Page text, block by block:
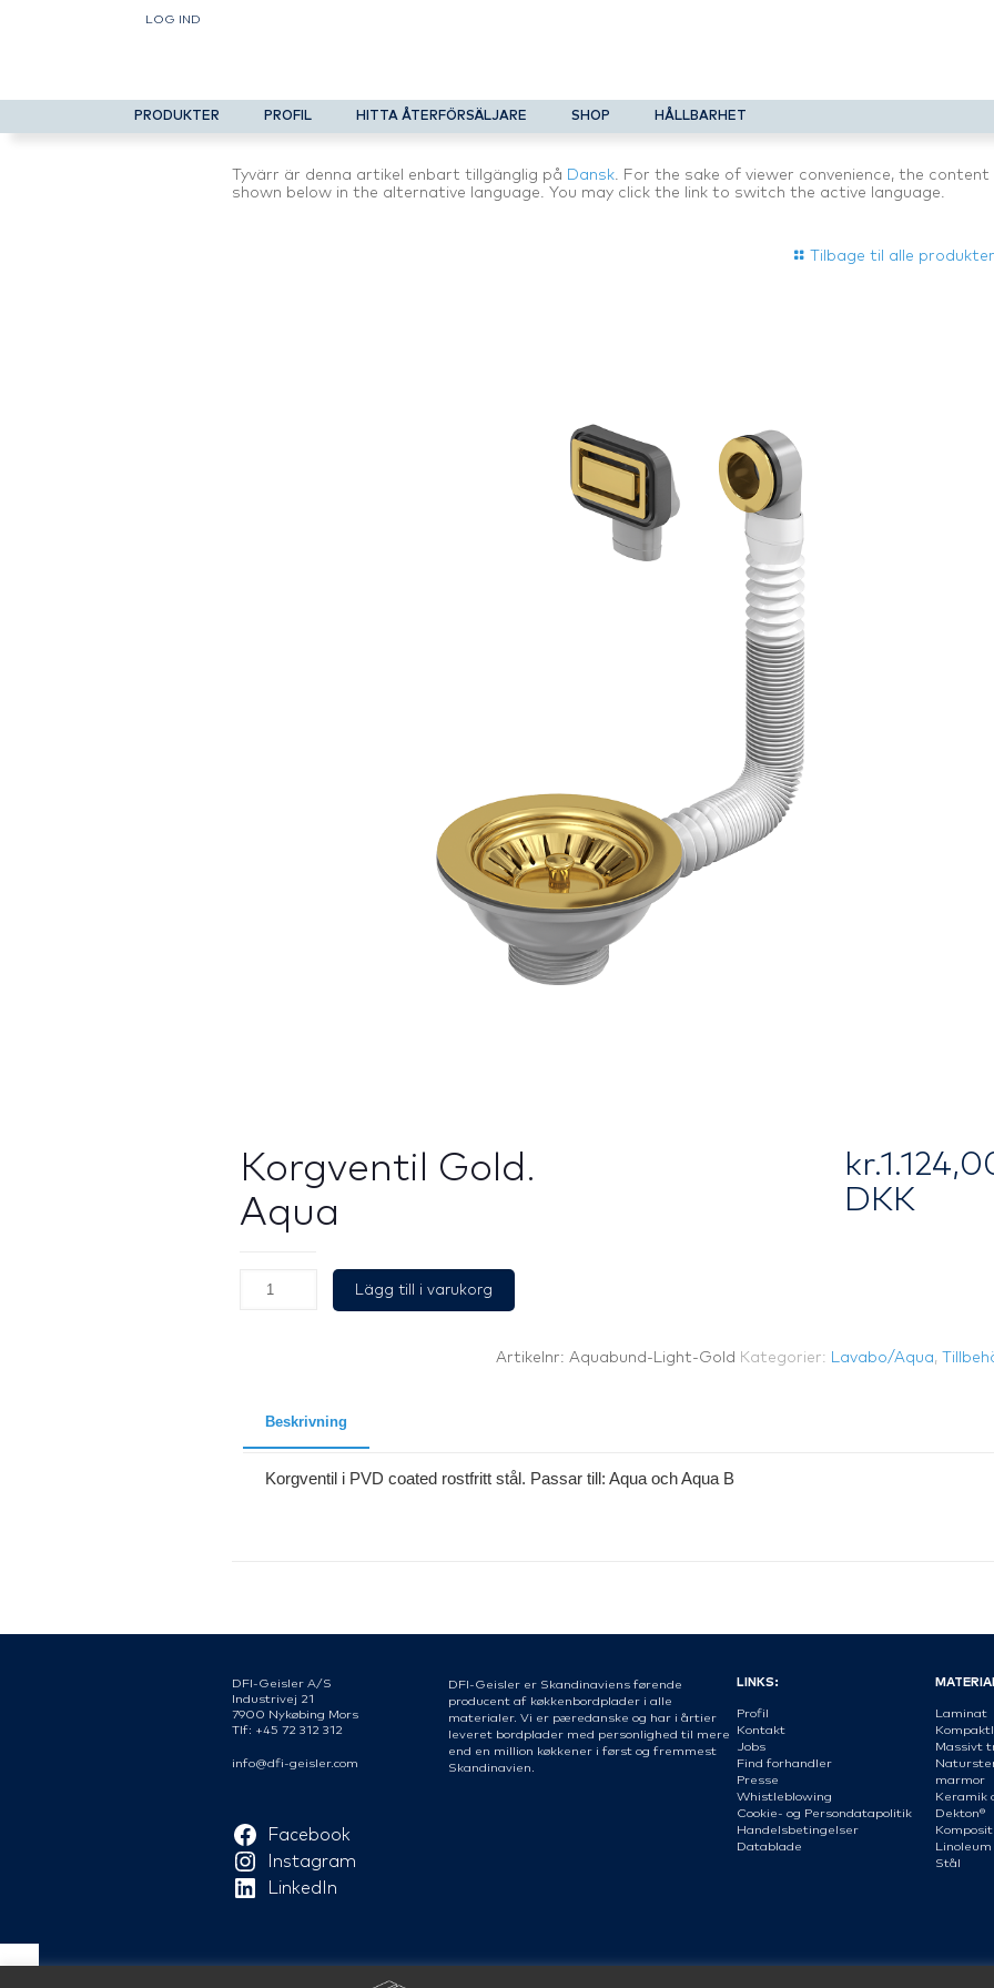
LOG IND
PRODUKTER PROFIL HITTA ÅTERFÖRSÄLJARE SHOP HÅLLBARHET
Tyvärr är denna artikel enbart tillgänglig på Dansk. For the sake of viewer convenience, the content
shown below in the alternative language. You may click the link to switch the active language.
Tilbage til alle produkter
Korgventil Gold.
Aqua
kr.
DKK
Gold.
Lägg till i varukorg
Artikelnr: Aquabund-Light-Gold Kategorier: Lavabo/Aqua,
Beskrivning
Korgventil i PVD coated rostfritt stål. Passar till: Aqua och Aqua B
DFI-Geisler A/S
Industrivej 21
7900 Nykøbing Mors
Tlf: +45 72 312 312
info@dfi-geisler.com
Facebook
Instagram
LinkedIn
DFI-Geisler er Skandinaviens førende
producent af køkkenbordplader i alle
materialer. Vi er pæredanske og har i årtier
leveret bordplader med personlighed til mere
end en million køkkener i først og fremmest
Skandinavien.
LINKS:
Profil
Kontakt
Jobs
Find forhandler
Presse
Whistleblowing
Cookie- og Persondatapolitik
Handelsbetingelser
Datablade
Laminat
Massivt
marmor
Keramik
Dekton®
Linoleum
Stål